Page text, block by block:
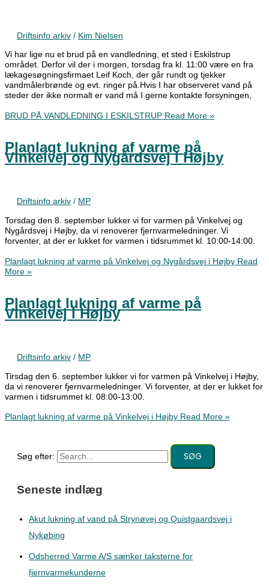
Driftsinfo arkiv / Kim Nielsen
Vi har lige nu et brud på en vandledning, et sted i Eskilstrup
området. Derfor vil der i morgen, torsdag fra kl. 11:00 være en fra
lækagesøgningsfirmaet Leif Koch, der går rundt og tjekker
vandmålerbrønde og evt. ringer på.Hvis I har observeret vand på
steder der ikke normalt er vand må I gerne kontakte forsyningen,
BRUD PÅ VANDLEDNING I ESKILSTRUP Read More »
Planlagt lukning af varme på
Vinkelvej og Nygårdsvej i Højby
Driftsinfo arkiv / MP
Torsdag den 8. september lukker vi for varmen på Vinkelvej og
Nygårdsvej i Højby, da vi renoverer fjernvarmeledninger. Vi
forventer, at der er lukket for varmen i tidsrummet kl. 10:00-14:00.
Planlagt lukning af varme på Vinkelvej og Nygårdsvej i Højby Read
More »
Planlagt lukning af varme på
Vinkelvej i Højby
Driftsinfo arkiv / MP
Tirsdag den 6. september lukker vi for varmen på Vinkelvej i Højby,
da vi renoverer fjernvarmeledninger. Vi forventer, at der er lukket for
varmen i tidsrummet kl. 08:00-13:00.
Planlagt lukning af varme på Vinkelvej i Højby Read More »
Søg efter:
Seneste indlæg
Akut lukning af vand på Strynøvej og Quistgaardsvej i
Nykøbing
Odsherred Varme A/S sænker taksterne for
fjernvarmekunderne